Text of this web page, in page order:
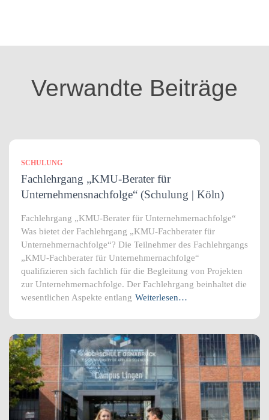
o
Verwandte Beiträge
SCHULUNG
Fachlehrgang „KMU-Berater für
Unternehmensnachfolge“ (Schulung | Köln)
Fachlehrgang „KMU-Berater für Unternehmernachfolge“
Was bietet der Fachlehrgang „KMU-Fachberater für
Unternehmernachfolge“? Die Teilnehmer des Fachlehrgangs
„KMU-Fachberater für Unternehmernachfolge“
qualifizieren sich fachlich für die Begleitung von Projekten
zur Unternehmernachfolge. Der Fachlehrgang beinhaltet die
wesentlichen Aspekte entlang Weiterlesen…